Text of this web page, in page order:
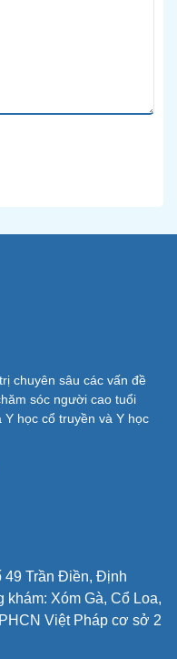
chuyên sâu các vấn đề
sóc người cao tuổi
học cổ truyền và Y học
49 Trần Điền, Định
khám: Xóm Gà, Cổ Loa,
Việt Pháp cơ sở 2